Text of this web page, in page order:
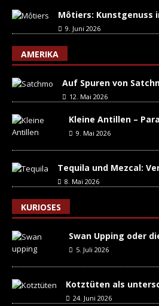
Môtiers: Kunstgenuss
9. Juni 2026
AMERIKA
Auf Spuren von
12. Mai 2026
Kleine Antillen –
9. Mai 2026
Tequila und Mezcal:
8. Mai 2026
KURIOSES
Swan Upping oder
5. Juli 2026
Kotztüten als
24. Juni 2026